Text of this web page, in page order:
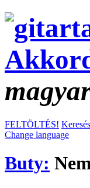
FELTÖLTÉS! Keresés
Change language
Buty: